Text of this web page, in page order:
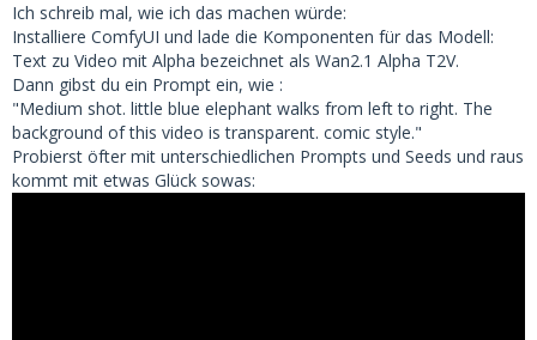
Ich schreib mal, wie ich das machen würde:
Installiere ComfyUI und lade die Komponenten für das Modell:
Text zu Video mit Alpha bezeichnet als Wan2.1 Alpha T2V.
Dann gibst du ein Prompt ein, wie :
"Medium shot. little blue elephant walks from left to right. The
background of this video is transparent. comic style."
Probierst öfter mit unterschiedlichen Prompts und Seeds und raus
kommt mit etwas Glück sowas: